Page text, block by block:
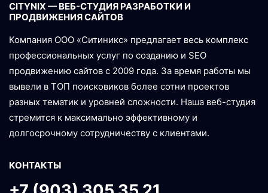
CITYNIX — ВЕБ-СТУДИЯ РАЗРАБОТКИ И
ПРОДВИЖЕНИЯ САЙТОВ
Компания ООО «Ситиникс» предлагает весь комплекс
профессиональных услуг по созданию и SEO
продвижению сайтов с 2009 года. За время работы мы
вывели в ТОП поисковиков более сотни проектов
разных тематик и уровней сложности. Наша веб-студия
стремится к максимально эффективному и
долгосрочному сотрудничеству с клиентами.
КОНТАКТЫ